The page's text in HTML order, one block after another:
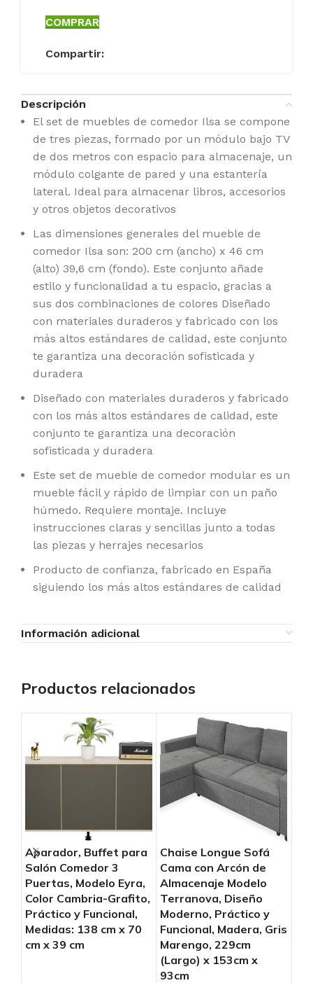
COMPRAR
Compartir:
Descripción
El set de muebles de comedor Ilsa se compone
de tres piezas, formado por un módulo bajo TV
de dos metros con espacio para almacenaje, un
módulo colgante de pared y una estantería
lateral. Ideal para almacenar libros, accesorios
y otros objetos decorativos
Las dimensiones generales del mueble de
comedor Ilsa son: 200 cm (ancho) x 46 cm
(alto) 39,6 cm (fondo). Este conjunto añade
estilo y funcionalidad a tu espacio, gracias a
sus dos combinaciones de colores Diseñado
con materiales duraderos y fabricado con los
más altos estándares de calidad, este conjunto
te garantiza una decoración sofisticada y
duradera
Diseñado con materiales duraderos y fabricado
con los más altos estándares de calidad, este
conjunto te garantiza una decoración
sofisticada y duradera
Este set de mueble de comedor modular es un
mueble fácil y rápido de limpiar con un paño
húmedo. Requiere montaje. Incluye
instrucciones claras y sencillas junto a todas
las piezas y herrajes necesarios
Producto de confianza, fabricado en España
siguiendo los más altos estándares de calidad
Información adicional
Productos relacionados
Aparador, Buffet para
Salón Comedor 3
Puertas, Modelo Eyra,
Color Cambria-Grafito,
Práctico y Funcional,
Medidas: 138 cm x 70
cm x 39 cm
Chaise Longue Sofá
Cama con Arcón de
Almacenaje Modelo
Terranova, Diseño
Moderno, Práctico y
Funcional, Madera, Gris
Marengo, 229cm
(Largo) x 153cm x
93cm